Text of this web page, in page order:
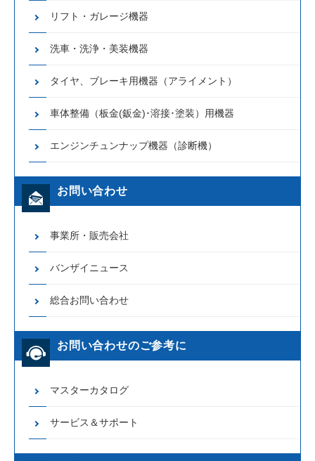
リフト・ガレージ機器
洗車・洗浄・美装機器
タイヤ、ブレーキ用機器（アライメント）
車体整備（板金(鈑金)･溶接･塗装）用機器
エンジンチュンナップ機器（診断機）
お問い合わせ
事業所・販売会社
バンザイニュース
総合お問い合わせ
お問い合わせのご参考に
マスターカタログ
サービス＆サポート